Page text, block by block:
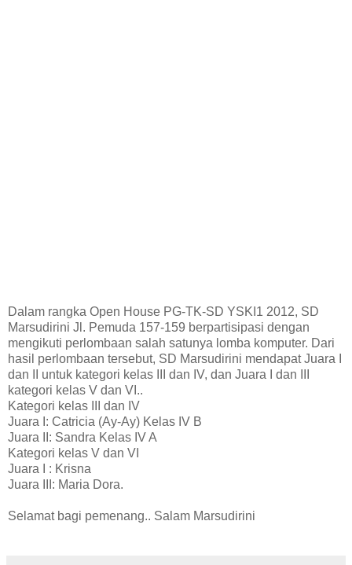
Dalam rangka Open House PG-TK-SD YSKI1 2012, SD
Marsudirini Jl. Pemuda 157-159 berpartisipasi dengan
mengikuti perlombaan salah satunya lomba komputer. Dari
hasil perlombaan tersebut, SD Marsudirini mendapat Juara I
dan II untuk kategori kelas III dan IV, dan Juara I dan III
kategori kelas V dan VI..
Kategori kelas III dan IV
Juara I: Catricia (Ay-Ay) Kelas IV B
Juara II: Sandra Kelas IV A
Kategori kelas V dan VI
Juara I : Krisna
Juara III: Maria Dora.
Selamat bagi pemenang.. Salam Marsudirini